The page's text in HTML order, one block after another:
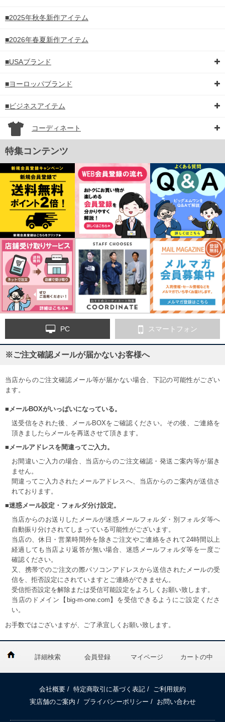
■2025年秋冬新作アイテム
■2026年春夏新作アイテム
■USAブランド
■ヨーロッパブランド
■ビジネスアイテム
コーディネート
特集コンテンツ
PC スマートフォン
※ご注文確認メールが届かないお客様へ
当店からのご注文確認メール等が届かない場合、下記の可能性がござい
ます。
■メールBOXがいっぱいになっている。
送受信をされた後、メールBOXをご確認ください。その後、ご連絡を
頂きましたらメールを再送させて頂きます。
■メールアドレスを間違ってご入力。
お間違いご入力の場合、当店からのご注文確認・発送ご案内等が届き
ません。
間違ってご入力されたメールアドレスへ、当店からのご案内が送信さ
れております。
■迷惑メール設定・フォルダ分け設定。
当店からのお送りしたメールが迷惑メールフォルダ・別フォルダ等へ
自動振り分けされてしまっている可能性がございます。
当店の、休日・営業時間外を除きご注文やご連絡をされて24時間以上
経過しても当店より返答が無い場合、迷惑メールフォルダ等を一度ご
確認ください。
又、携帯でのご注文の際パソコンアドレスから送信されたメールの受
信を、拒否設定にされていますとご連絡ができません。
受信拒否設定を解除または受信可能設定をよろしくお願い致します。
当店のドメイン【big-m-one.com】を受信できるようにご設定くださ
い。
お手数ではございますが、ご了承宜しくお願い致します。
詳細検索 会員登録 マイページ カートの中
会社概要 / 特定商取引に基づく表記 /
ご利用規約
実店舗のご案内 / プライバシーポリシー / お問い合わせ